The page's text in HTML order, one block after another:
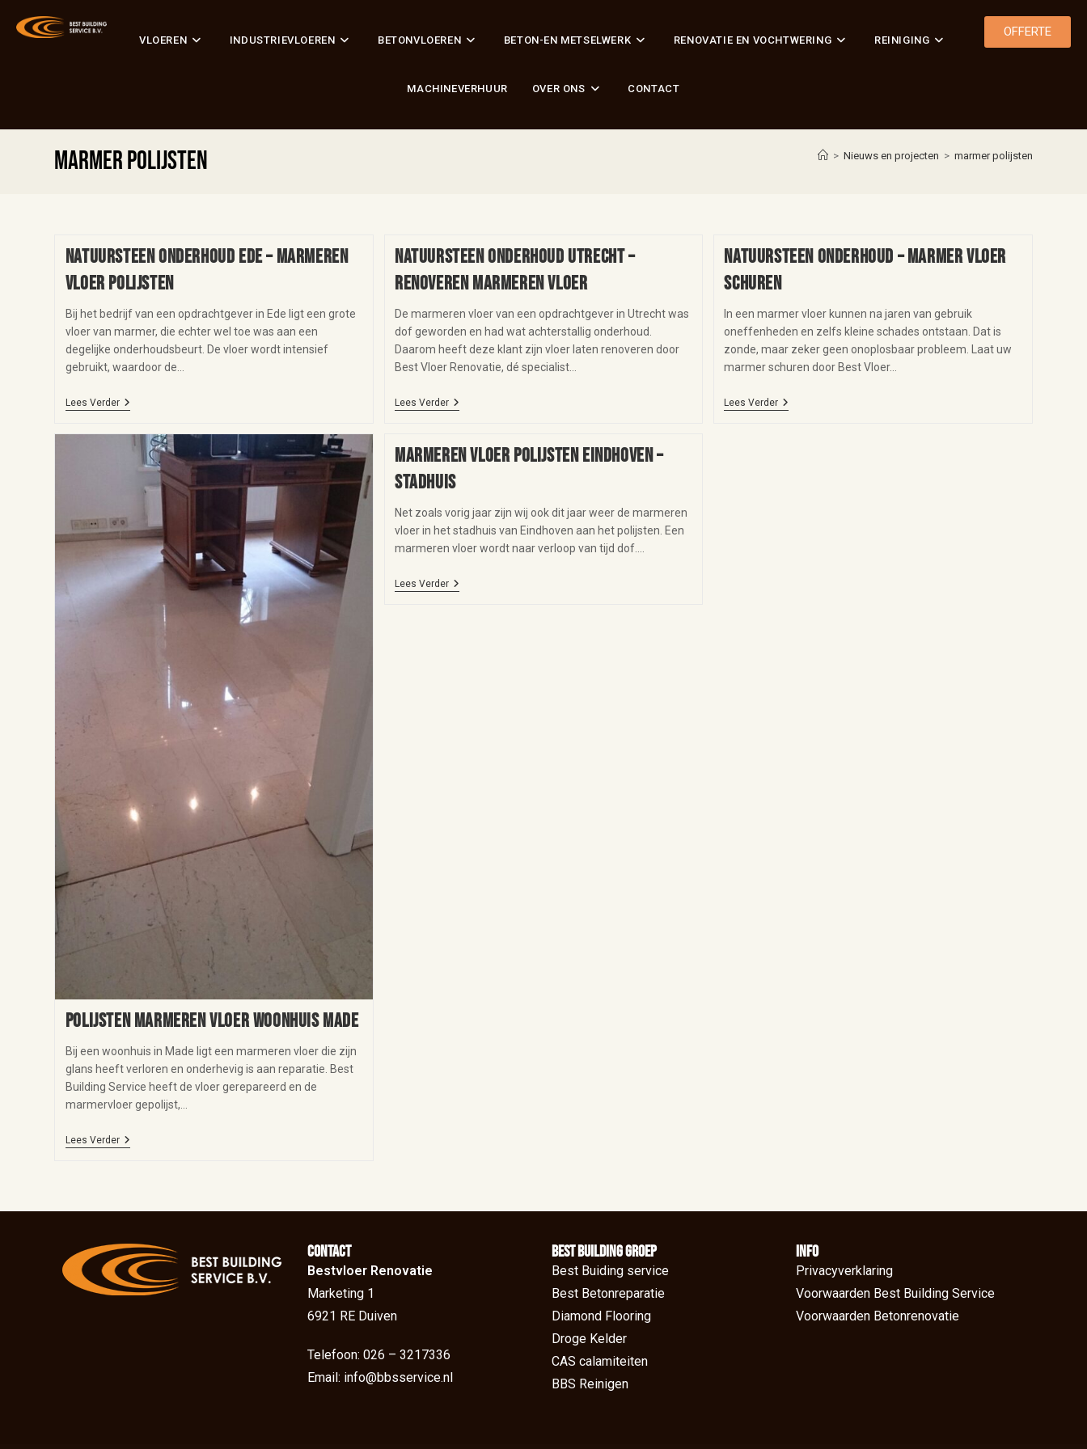
VLOEREN INDUSTRIEVLOEREN BETONVLOEREN BETON-EN METSELWERK RENOVATIE EN VOCHTWERING REINIGING
MACHINEVERHUUR OVER ONS CONTACT
OFFERTE
marmer polijsten > Nieuws en projecten > marmer polijsten
Natuursteen onderhoud Ede – marmeren
vloer polijsten
Bij het bedrijf van een opdrachtgever in Ede ligt een grote
vloer van marmer, die echter wel toe was aan een
degelijke onderhoudsbeurt. De vloer wordt intensief
gebruikt, waardoor de…
Lees Verder
Natuursteen onderhoud Utrecht –
renoveren marmeren vloer
De marmeren vloer van een opdrachtgever in Utrecht was
dof geworden en had wat achterstallig onderhoud.
Daarom heeft deze klant zijn vloer laten renoveren door
Best Vloer Renovatie, dé specialist…
Lees Verder
Natuursteen onderhoud – marmer vloer
schuren
In een marmer vloer kunnen na jaren van gebruik
oneffenheden en zelfs kleine schades ontstaan. Dat is
zonde, maar zeker geen onoplosbaar probleem. Laat uw
marmer schuren door Best Vloer…
Lees Verder
Polijsten marmeren vloer woonhuis Made
Bij een woonhuis in Made ligt een marmeren vloer die zijn
glans heeft verloren en onderhevig is aan reparatie. Best
Building Service heeft de vloer gerepareerd en de
marmervloer gepolijst,…
Lees Verder
Marmeren vloer polijsten Eindhoven –
stadhuis
Net zoals vorig jaar zijn wij ook dit jaar weer de marmeren
vloer in het stadhuis van Eindhoven aan het polijsten. Een
marmeren vloer wordt naar verloop van tijd dof.…
Lees Verder
Contact
Bestvloer Renovatie
Marketing 1
6921 RE Duiven
Telefoon: 026 – 3217336
Email: info@bbsservice.nl
BEst Building groep
Best Buiding service
Best Betonreparatie
Diamond Flooring
Droge Kelder
CAS calamiteiten
BBS Reinigen
Info
Privacyverklaring
Voorwaarden Best Building Service
Voorwaarden Betonrenovatie